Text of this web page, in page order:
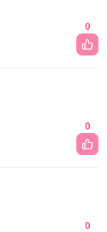
0
0
0